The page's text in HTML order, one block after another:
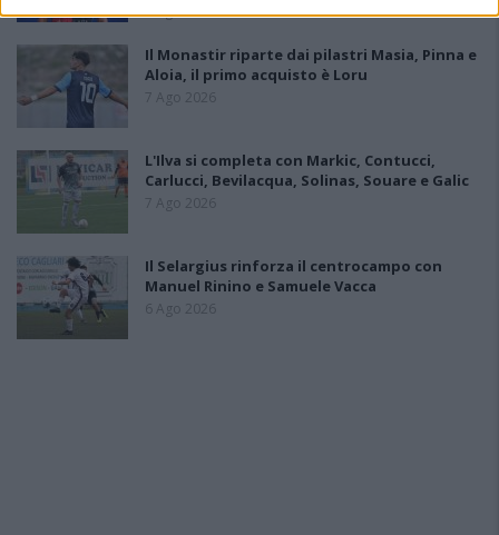
8 Ago 2026
Il Monastir riparte dai pilastri Masia, Pinna e
Aloia, il primo acquisto è Loru
7 Ago 2026
L'Ilva si completa con Markic, Contucci,
Carlucci, Bevilacqua, Solinas, Souare e Galic
7 Ago 2026
Il Selargius rinforza il centrocampo con
Manuel Rinino e Samuele Vacca
6 Ago 2026